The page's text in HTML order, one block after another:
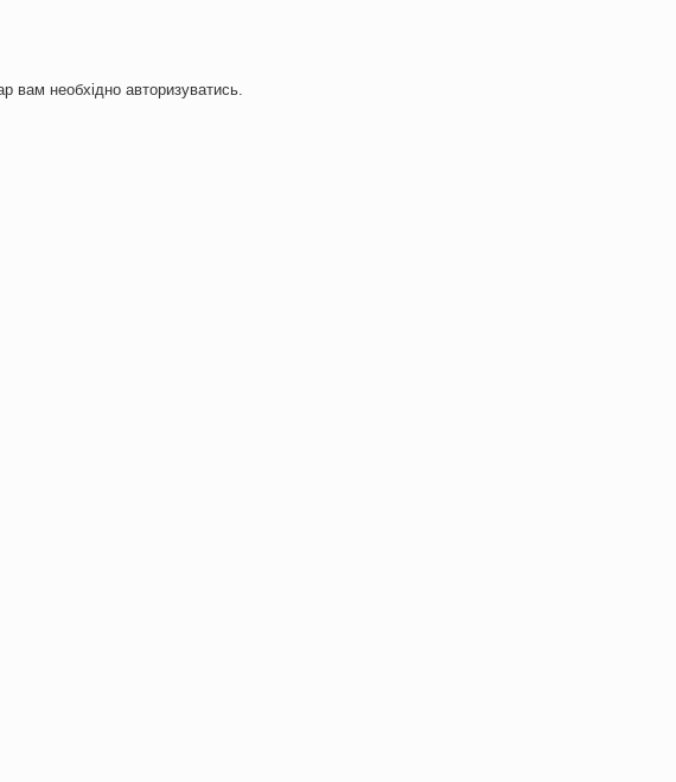
вам необхідно авторизуватись.